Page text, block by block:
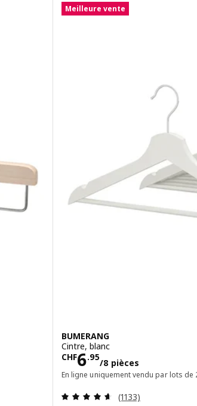
Meilleure vente
BUMERANG
Cintre, blanc
CHF6.95
/8 pièces
Prix CHF 6.95/8
En ligne uniquement vendu par lots de
Révision: 4.6
(1133)